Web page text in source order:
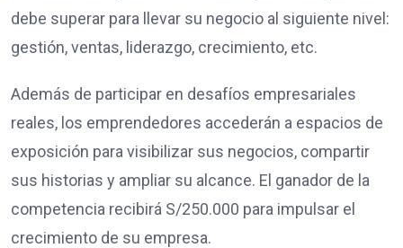
debe superar para llevar su negocio al siguiente nivel:
gestión, ventas, liderazgo, crecimiento, etc.
Además de participar en desafíos empresariales
reales, los emprendedores accederán a espacios de
exposición para visibilizar sus negocios, compartir
sus historias y ampliar su alcance. El ganador de la
competencia recibirá S/250.000 para impulsar el
crecimiento de su empresa.